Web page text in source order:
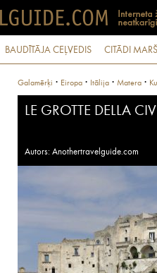
BAUDĪTĀJA CEĻVEDIS CITĀDI
Galamērķi · Eiropa · Itālija · Matera ·
LE GROTTE DELLA
Autors: Anothertravelguide.com